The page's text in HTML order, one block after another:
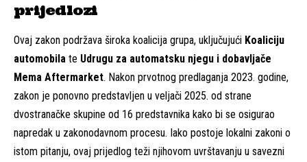
prijedlozi
Ovaj zakon podržava široka koalicija grupa, uključujući Koaliciju
automobila te Udrugu za automatsku njegu i dobavljače
Mema Aftermarket. Nakon prvotnog predlaganja 2023. godine,
zakon je ponovno predstavljen u veljači 2025. od strane
dvostranačke skupine od 16 predstavnika kako bi se osigurao
napredak u zakonodavnom procesu. Iako postoje lokalni zakoni o
istom pitanju, ovaj prijedlog teži njihovom uvrštavanju u savezni